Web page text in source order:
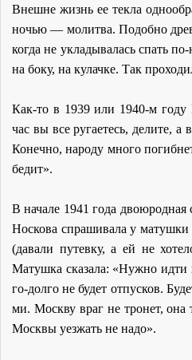
Внешне жизнь ее тек­ла
но­чью — мо­лит­ва. По­доб­но
ко­гда не укла­ды­ва­лась спать
на бо­ку, на ку­лач­ке. Так
Как-то в 1939 или 1940-м го­ду
час вы все ру­га­е­тесь, де­ли­те, а
Ко­неч­но, на­ро­ду мно­го
бе­дит».
В на­ча­ле 1941 го­да
Нос­ко­ва спра­ши­ва­ла у ма­туш­ки
(да­ва­ли пу­тев­ку, а ей не
Ма­туш­ка ска­за­ла: «Нуж­но ид­ти
го-дол­го не бу­дет от­пус­ков.
ми. Моск­ву враг не тронет, она
Моск­вы уез­жать не на­до».